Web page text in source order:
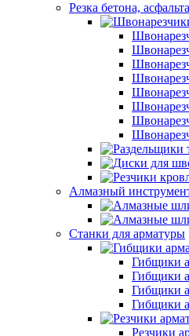
Резка бетона,
Алмазный
Станки для арматуры
Гибщики
Гибщики
Гибщики
Гибщики
Резчики